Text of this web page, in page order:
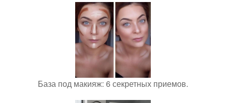
База под макияж: 6 секретных приемов.